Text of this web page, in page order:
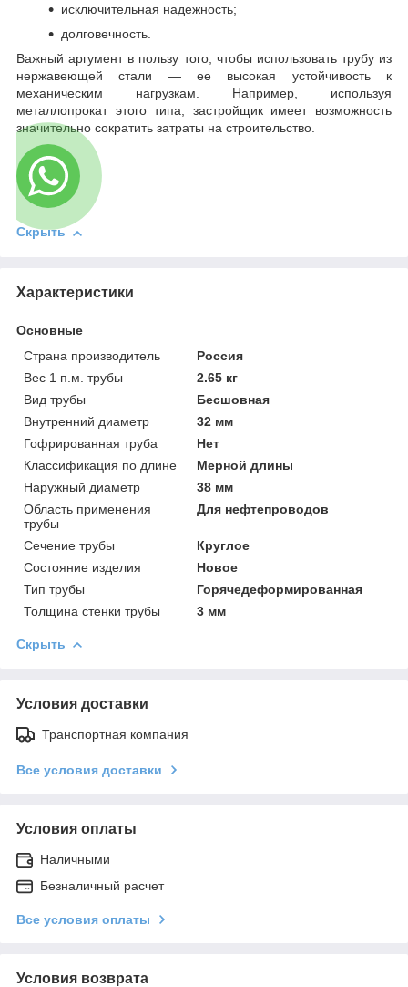
исключительная надежность;
долговечность.
Важный аргумент в пользу того, чтобы использовать трубу из
нержавеющей стали — ее высокая устойчивость к
механическим нагрузкам. Например, используя
металлопрокат этого типа, застройщик имеет возможность
значительно сократить затраты на строительство.
Скрыть
Характеристики
Основные
Страна производитель
Россия
Вес 1 п.м. трубы
2.65 кг
Вид трубы
Бесшовная
Внутренний диаметр
32 мм
Гофрированная труба
Нет
Классификация по длине
Мерной длины
Наружный диаметр
38 мм
Область применения
трубы
Для нефтепроводов
Сечение трубы
Круглое
Состояние изделия
Новое
Тип трубы
Горячедеформированная
Толщина стенки трубы
3 мм
Скрыть
Условия доставки
Транспортная компания
Все условия доставки
Условия оплаты
Наличными
Безналичный расчет
Все условия оплаты
Условия возврата